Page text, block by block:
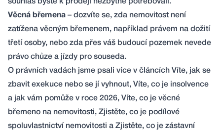
souhlas byste k prodeji nezbytně potřebovali.
Věcná břemena – dozvíte se, zda nemovitost není
zatížena věcným břemenem, například právem na dožití
třetí osoby, nebo zda přes váš budoucí pozemek nevede
právo chůze a jízdy pro souseda.
O právních vadách jsme psali více v článcích Víte, jak se
zbavit exekuce nebo se jí vyhnout, Víte, co je insolvence
a jak vám pomůže v roce 2026, Víte, co je věcné
břemeno na nemovitosti, Zjistěte, co je podílové
spoluvlastnictví nemovitosti a Zjistěte, co je zástavní